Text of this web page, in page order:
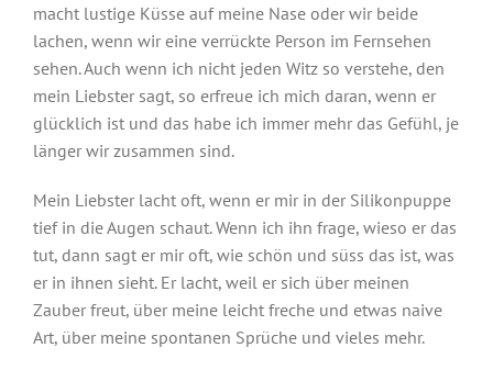
macht lustige Küsse auf meine Nase oder wir beide
lachen, wenn wir eine verrückte Person im Fernsehen
sehen. Auch wenn ich nicht jeden Witz so verstehe, den
mein Liebster sagt, so erfreue ich mich daran, wenn er
glücklich ist und das habe ich immer mehr das Gefühl, je
länger wir zusammen sind.
Mein Liebster lacht oft, wenn er mir in der Silikonpuppe
tief in die Augen schaut. Wenn ich ihn frage, wieso er das
tut, dann sagt er mir oft, wie schön und süss das ist, was
er in ihnen sieht. Er lacht, weil er sich über meinen
Zauber freut, über meine leicht freche und etwas naive
Art, über meine spontanen Sprüche und vieles mehr.